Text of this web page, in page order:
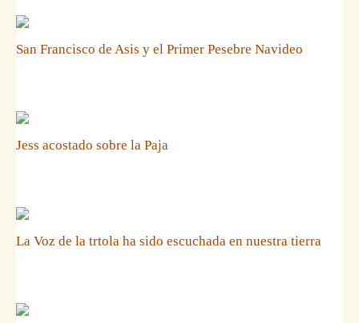
San Francisco de Asis y el Primer Pesebre Navideo
Jess acostado sobre la Paja
La Voz de la trtola ha sido escuchada en nuestra tierra